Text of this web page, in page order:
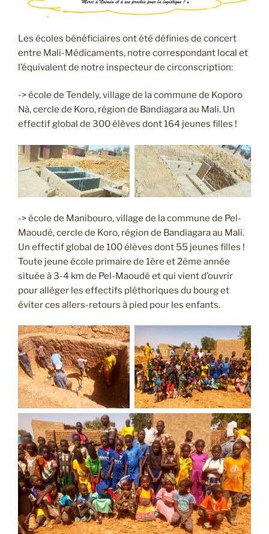
Les écoles bénéficiaires ont été définies de concert
entre Mali-Médicaments, notre correspondant local et
l’équivalent de notre inspecteur de circonscription:
-> école de Tendely, village de la commune de Koporo
Nà, cercle de Koro, région de Bandiagara au Mali. Un
effectif global de 300 élèves dont 164 jeunes filles !
-> école de Manibouro, village de la commune de Pel-
Maoudé, cercle de Koro, région de Bandiagara au Mali.
Un effectif global de 100 élèves dont 55 jeunes filles !
Toute jeune école primaire de 1ère et 2ème année
située à 3-4 km de Pel-Maoudé et qui vient d’ouvrir
pour alléger les effectifs pléthoriques du bourg et
éviter ces allers-retours à pied pour les enfants.